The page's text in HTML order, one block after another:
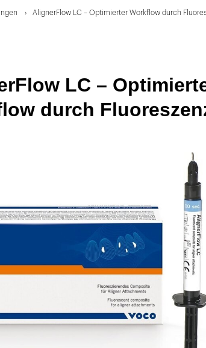
AlignerFlow LC – Optimierter Workflow durch
LC –
durch